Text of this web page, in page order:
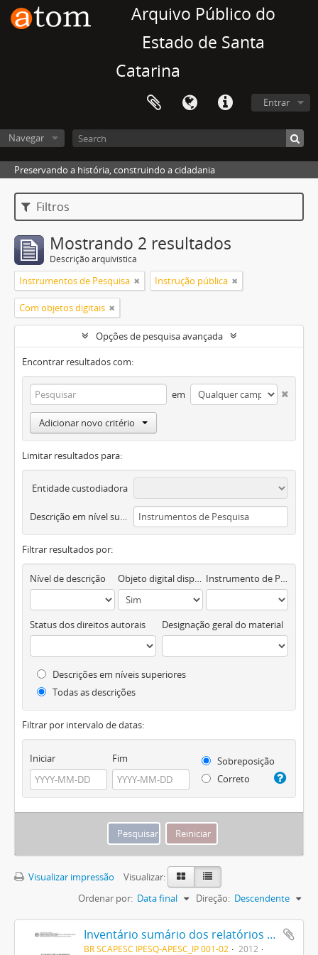
Arquivo Público do
Estado de Santa
Catarina
Entrar
Navegar
Preservando a história, construindo a cidadania
Filtros
Mostrando 2 resultados
Descrição arquivística
Instrumentos de Pesquisa Instrução pública
Com objetos digitais
Opções de pesquisa avançada
Encontrar resultados com:
em
Adicionar novo critério
Limitar resultados para:
Entidade custodiadora
Descrição em nível superior
Filtrar resultados por:
Nível de descrição Objeto digital disponível Instrumento de Pesquisa
Status dos direitos autorais Designação geral do material
Descrições em níveis superiores
Todas as descrições
Filtrar por intervalo de datas:
Iniciar Fim
Sobreposição
Correto
Visualizar impressão
Visualizar:
Ordenar por: Data final Direção: Descendente
Inventário sumário dos relatórios da Secretaria Geral dos Negócios do Estado (1893-1903/11-14/16-18)
BR SCAPESC IPESQ-APESC_IP 001-02 2012